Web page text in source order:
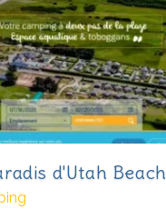
d'Utah Beach